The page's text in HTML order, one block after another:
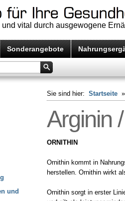
und vital durch ausgewogene
Sonderangebote
und
Sie sind hier: Startseite »
Arginin
ORNITHIN
Ornithin kommt in
herstellen. Ornithin wirkt
Ornithin sorgt in erster